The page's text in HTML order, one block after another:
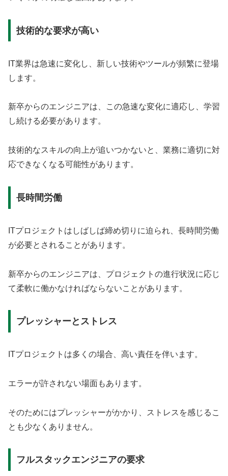
技術的な要求が高い
IT業界は急速に変化し、新しい技術やツールが頻繁に登場
します。
新卒からのエンジニアは、この急速な変化に適応し、学習
し続ける必要があります。
技術的なスキルの向上が追いつかないと、業務に適切に対
応できなくなる可能性があります。
長時間労働
ITプロジェクトはしばしば締め切りに迫られ、長時間労働
が必要とされることがあります。
新卒からのエンジニアは、プロジェクトの進行状況に応じ
て柔軟に働かなければならないことがあります。
プレッシャーとストレス
ITプロジェクトは多くの場合、高い責任を伴います。
エラーが許されない場面もあります。
そのためにはプレッシャーがかかり、ストレスを感じるこ
とも少なくありません。
フルスタックエンジニアの要求